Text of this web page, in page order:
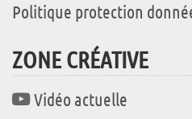
Politique protection
ZONE CRÉATIVE
Vidéo actuelle